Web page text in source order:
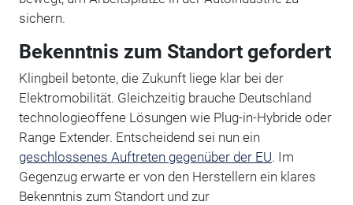
sichern.
Bekenntnis zum Standort gefordert
Klingbeil betonte, die Zukunft liege klar bei der
Elektromobilität. Gleichzeitig brauche Deutschland
technologieoffene Lösungen wie Plug-in-Hybride oder
Range Extender. Entscheidend sei nun ein
geschlossenes Auftreten gegenüber der EU. Im
Gegenzug erwarte er von den Herstellern ein klares
Bekenntnis zum Standort und zur